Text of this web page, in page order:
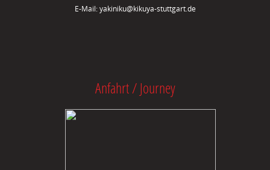
E-Mail:yakiniku@kikuya-stuttgart.de
Anfahrt / Journey